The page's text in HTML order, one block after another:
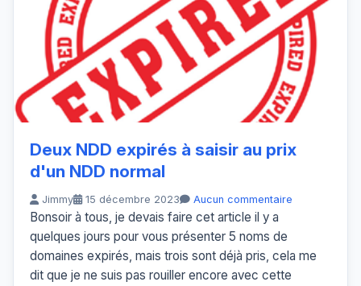
Deux NDD expirés à saisir au prix
d'un NDD normal
Jimmy 15 décembre 2023 Aucun commentaire
Bonsoir à tous, je devais faire cet article il y a
quelques jours pour vous présenter 5 noms de
domaines expirés, mais trois sont déjà pris, cela me
dit que je ne suis pas rouiller encore avec cette